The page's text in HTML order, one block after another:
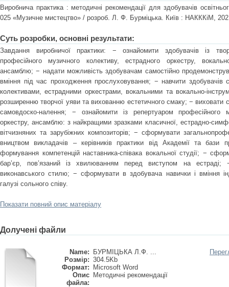
Виробнича практика : методичні рекомендації для здобувачів
025 «Музичне мистецтво» / розроб. Л. Ф. Бурміцька. Київ : НАКККіМ,
Суть розробки, основні результати:
Завдання виробничої практики: − ознайомити здобувачів із
професійного музичного колективу, естрадного оркестру,
ансамблю; − надати можливість здобувачам самостійно
вміння під час проходження прослуховування; − навчити здобувачів
колективами, естрадними оркестрами, вокальними та вокально-
розширенню творчої уяви та вихованню естетичного смаку; − виховати
самовдоско-налення; − ознайомити із репертуаром професійного
оркестру, ансамблю: з найкращими зразками класичної, естрадно-
вітчизняних та зарубіжних композиторів; − сформувати
вництвом викладачів – керівників практики від Академії та бази
формування компетенцій наставника-співака вокальної студії; −
бар’єр, пов’язаний із хвилюванням перед виступом на естраді;
виконавського стилю; − сформувати в здобувача навички і вміння
галузі сольного співу.
Показати повний опис матеріалу
Долучені файли
Name:
БУРМІЦЬКА Л.Ф. ...
Розмір: 304.5Kb
Формат:
Microsoft Word
Опис
файла:
Методичні рекомендації